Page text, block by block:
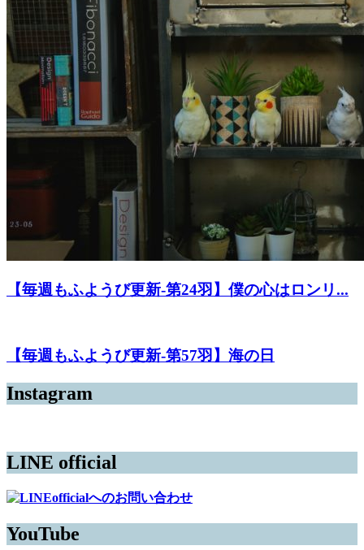
【毎週もふようび更新-第24羽】僕の心はロンリ...
【毎週もふようび更新-第57羽】海の日
Instagram
LINE official
YouTube